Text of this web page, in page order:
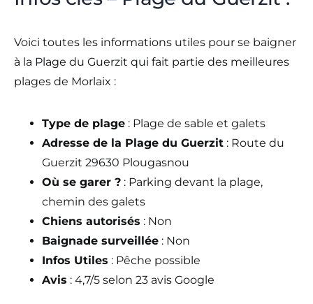
Voici toutes les informations utiles pour se baigner
à la Plage du Guerzit qui fait partie des meilleures
plages de Morlaix :
Type de plage : Plage de sable et galets
Adresse de la Plage du Guerzit : Route du
Guerzit 29630 Plougasnou
Où se garer ? : Parking devant la plage,
chemin des galets
Chiens autorisés : Non
Baignade surveillée : Non
Infos Utiles : Pêche possible
Avis : 4,7/5 selon 23 avis Google